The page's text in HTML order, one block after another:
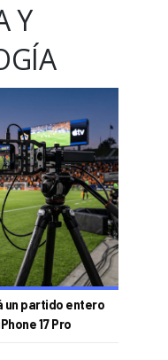
Y
un partido entero
17 Pro